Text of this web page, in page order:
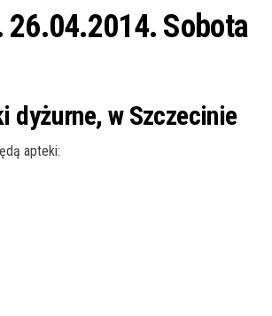
Sobota
dyżurne, w Szczecinie
apteki: